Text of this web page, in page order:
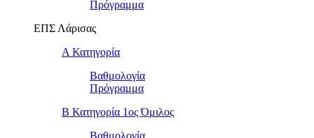
Πρόγραμμα
ΕΠΣ Λάρισας
Α Κατηγορία
Βαθμολογία
Πρόγραμμα
Β Κατηγορία 1ος Όμιλος
Βαθμολογία